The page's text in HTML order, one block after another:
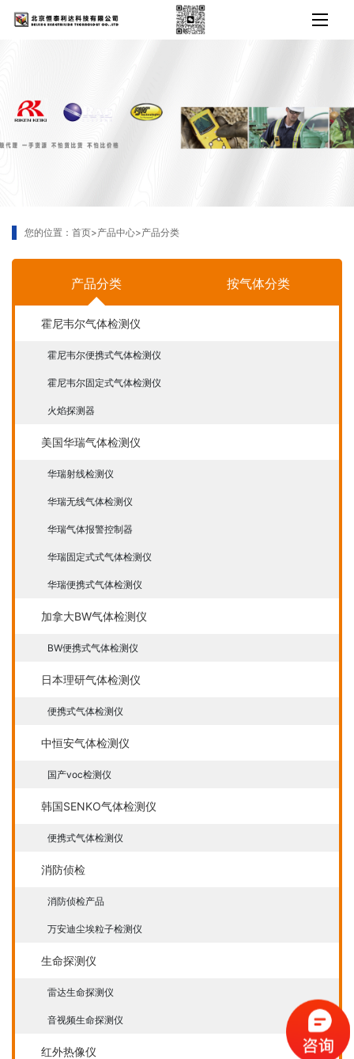
您的位置： 首页>产品中心>产品分类
产品分类 按气体分类
霍尼韦尔气体检测仪
霍尼韦尔便携式气体检测仪
霍尼韦尔固定式气体检测仪
火焰探测器
美国华瑞气体检测仪
华瑞射线检测仪
华瑞无线气体检测仪
华瑞气体报警控制器
华瑞固定式式气体检测仪
华瑞便携式气体检测仪
加拿大BW气体检测仪
BW便携式气体检测仪
日本理研气体检测仪
便携式气体检测仪
中恒安气体检测仪
国产voc检测仪
韩国SENKO气体检测仪
便携式气体检测仪
消防侦检
消防侦检产品
万安迪尘埃粒子检测仪
生命探测仪
雷达生命探测仪
音视频生命探测仪
红外热像仪